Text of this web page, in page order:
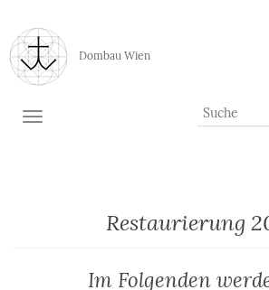
Dombau Wien
TOGGLE NAVIGATION
Restaurierung
Im Folgenden